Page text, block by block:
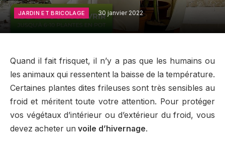
JARDIN ET BRICOLAGE 30 janvier 2022
Quand il fait frisquet, il n’y a pas que les humains ou
les animaux qui ressentent la baisse de la température.
Certaines plantes dites frileuses sont très sensibles au
froid et méritent toute votre attention. Pour protéger
vos végétaux d’intérieur ou d’extérieur du froid, vous
devez acheter un voile d’hivernage.